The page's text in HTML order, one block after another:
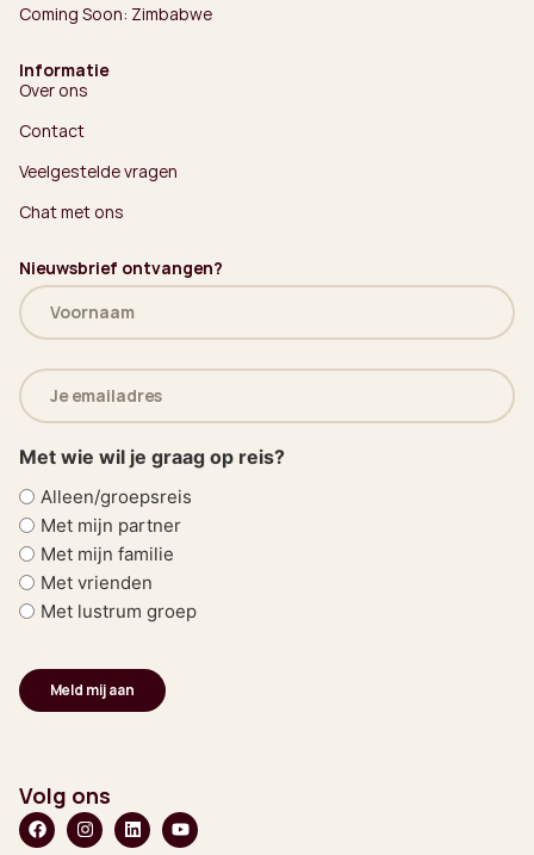
Coming Soon: Zimbabwe
Informatie
Over ons
Contact
Veelgestelde vragen
Chat met ons
Nieuwsbrief ontvangen?
Naam
(Vereist)
E-
mailadres
(Vereist)
Met wie wil je graag op reis?
Alleen/groepsreis
Met mijn partner
Met mijn familie
Met vrienden
Met lustrum groep
Volg ons